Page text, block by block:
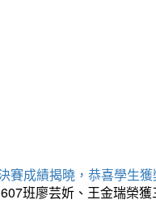
賽成績揭曉，恭喜學生
班廖芸妡、王金瑞榮